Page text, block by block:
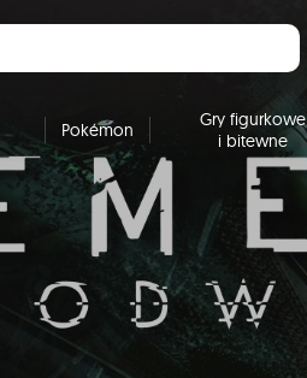
Pokémon
Gry figurkowe
i bitewne